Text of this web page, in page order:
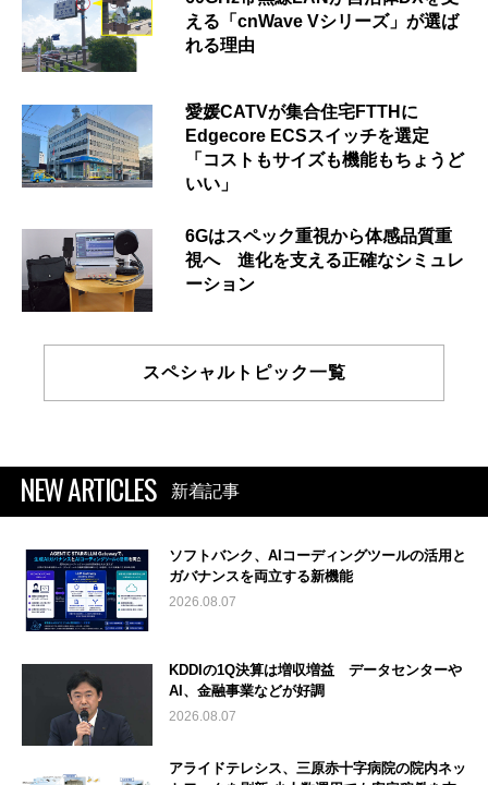
える「cnWave Vシリーズ」が選ば
れる理由
愛媛CATVが集合住宅FTTHに
Edgecore ECSスイッチを選定
「コストもサイズも機能もちょうど
いい」
6Gはスペック重視から体感品質重
視へ 進化を支える正確なシミュレ
ーション
スペシャルトピック一覧
NEW ARTICLES 新着記事
ソフトバンク、AIコーディングツールの活用と
ガバナンスを両立する新機能
2026.08.07
KDDIの1Q決算は増収増益 データセンターや
AI、金融事業などが好調
2026.08.07
アライドテレシス、三原赤十字病院の院内ネッ